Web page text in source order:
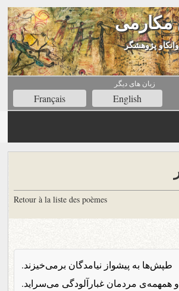
پژوهشگر
زبان های ديگر
Français English
Retour à la liste des poèmes
طپش‌ها به پیشواز نیامدگان برمی‌خیزند.
و همهمه‌ی مردمان غبارآلودگی می‌سراید.